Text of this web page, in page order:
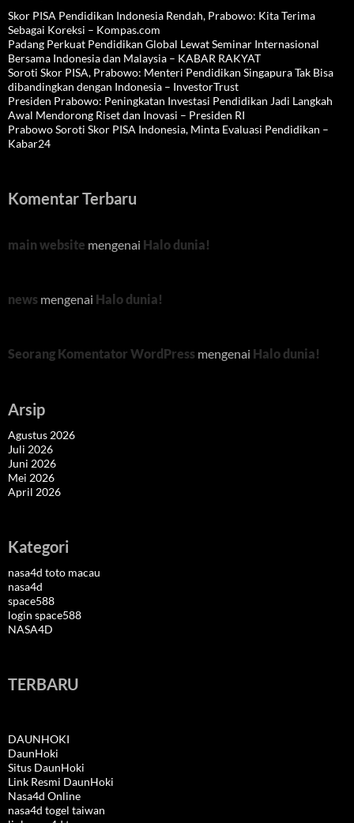
Skor PISA Pendidikan Indonesia Rendah, Prabowo: Kita Terima
Sebagai Koreksi – Kompas.com
Padang Perkuat Pendidikan Global Lewat Seminar Internasional
Bersama Indonesia dan Malaysia – KABAR RAKYAT
Soroti Skor PISA, Prabowo: Menteri Pendidikan Singapura Tak Bisa
dibandingkan dengan Indonesia – InvestorTrust
Presiden Prabowo: Peningkatan Investasi Pendidikan Jadi Langkah
Awal Mendorong Riset dan Inovasi – Presiden RI
Prabowo Soroti Skor PISA Indonesia, Minta Evaluasi Pendidikan –
Kabar24
Komentar Terbaru
main website mengenai Halo dunia!
news mengenai Halo dunia!
Seorang Komentator WordPress mengenai Halo dunia!
Arsip
Agustus 2026
Juli 2026
Juni 2026
Mei 2026
April 2026
Kategori
nasa4d toto macau
nasa4d
space588
login space588
NASA4D
TERBARU
DAUNHOKI
DaunHoki
Situs DaunHoki
Link Resmi DaunHoki
Nasa4d Online
nasa4d togel taiwan